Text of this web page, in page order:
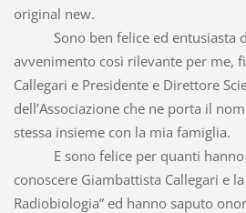
original new.
Sono ben felice ed entusiasta
avvenimento così rilevante per me,
Callegari e Presidente e Direttore
dell’Associazione che ne porta il
stessa insieme con la mia famiglia.
E sono felice per quanti hanno
conoscere Giambattista Callegari e
Radiobiologia” ed hanno saputo